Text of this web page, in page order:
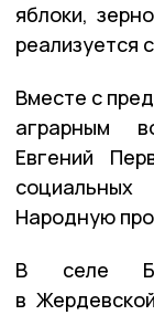
яблоки,
реализуется
Вместе с
аграрным
Евгений
Народную
В селе
в